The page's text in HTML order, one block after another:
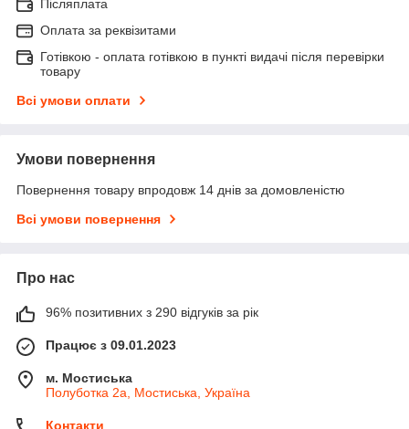
Післяплата
Оплата за реквізитами
Готівкою - оплата готівкою в пункті видачі після перевірки
товару
Всі умови оплати
Умови повернення
Повернення товару впродовж 14 днів за домовленістю
Всі умови повернення
Про нас
96% позитивних з 290 відгуків за рік
Працює з 09.01.2023
м. Мостиська
Полуботка 2а, Мостиська, Україна
Контакти